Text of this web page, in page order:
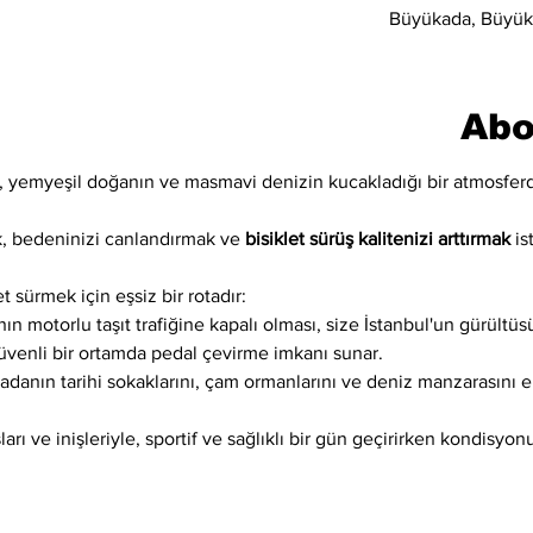
Büyükada,
doğanın ve masmavi denizin kucakladığı bir
bedeninizi canlandırmak ve bisiklet sürüş kalitenizi arttırmak
sürmek için eşsiz bir rotadır:
motorlu taşıt trafiğine kapalı olması, size İstanbul'un
bir ortamda pedal çevirme imkanı sunar.
tarihi sokaklarını, çam ormanlarını ve deniz
ve inişleriyle, sportif ve sağlıklı bir gün geçirirken